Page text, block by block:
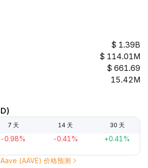
1.39B
114.01M
661.69
15.42M
7 天 14 天 30 天
-0.98% -0.41% +0.41%
Aave (AAVE) 价格预测